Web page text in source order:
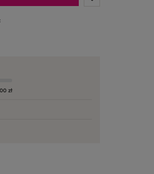
zł